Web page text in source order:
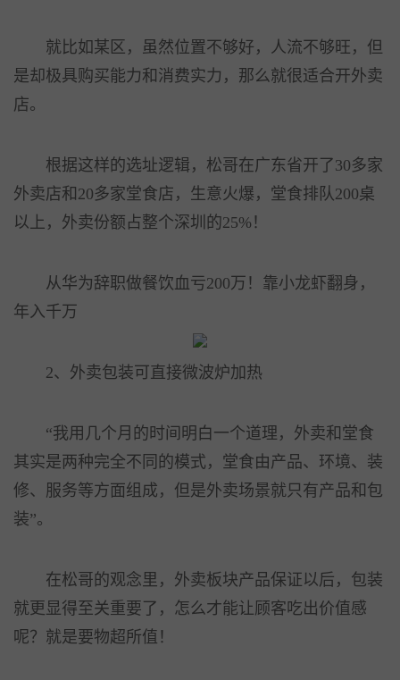
就比如某区，虽然位置不够好，人流不够旺，但
是却极具购买能力和消费实力，那么就很适合开外卖
店。
根据这样的选址逻辑，松哥在广东省开了30多家
外卖店和20多家堂食店，生意火爆，堂食排队200桌
以上，外卖份额占整个深圳的25%！
从华为辞职做餐饮血亏200万！靠小龙虾翻身，
年入千万
2、外卖包装可直接微波炉加热
“我用几个月的时间明白一个道理，外卖和堂食
其实是两种完全不同的模式，堂食由产品、环境、装
修、服务等方面组成，但是外卖场景就只有产品和包
装”。
在松哥的观念里，外卖板块产品保证以后，包装
就更显得至关重要了，怎么才能让顾客吃出价值感
呢？就是要物超所值！